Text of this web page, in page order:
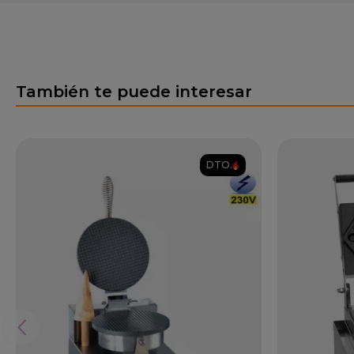
También te puede interesar
DTO.